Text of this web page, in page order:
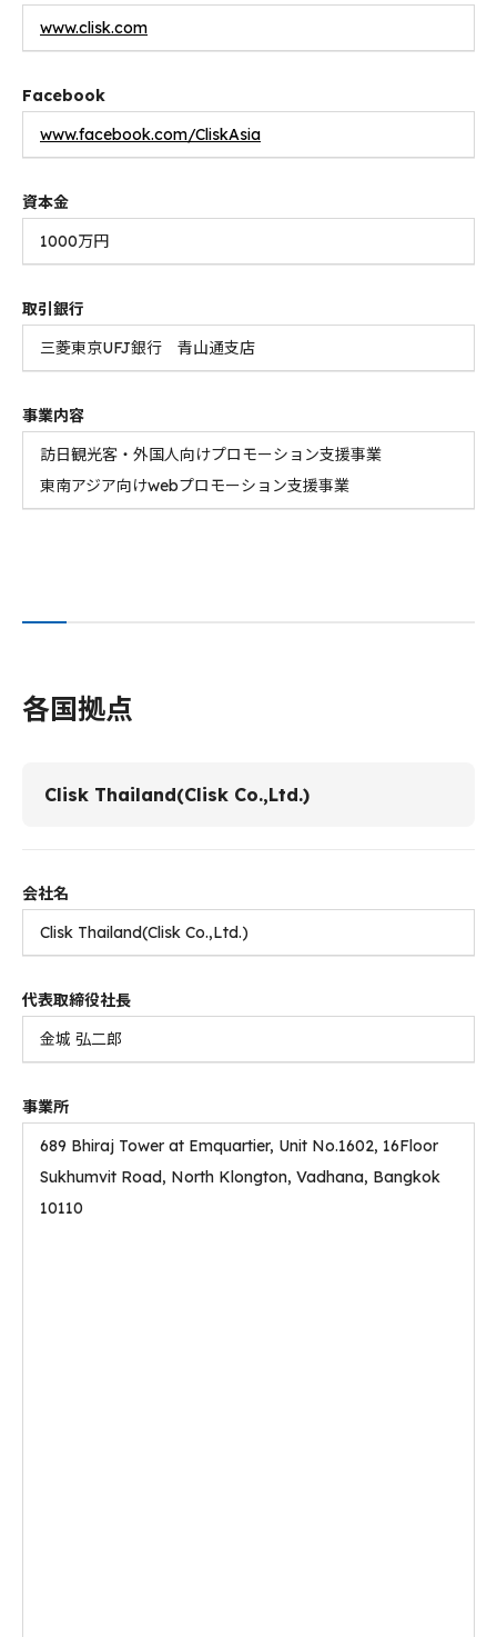
www.clisk.com
Facebook
www.facebook.com/CliskAsia
資本金
1000万円
取引銀行
三菱東京UFJ銀行 青山通支店
事業内容
訪日観光客・外国人向けプロモーション支援事業
東南アジア向けwebプロモーション支援事業
各国拠点
Clisk Thailand(Clisk Co.,Ltd.)
会社名
Clisk Thailand(Clisk Co.,Ltd.)
代表取締役社長
金城 弘二郎
事業所
689 Bhiraj Tower at Emquartier, Unit No.1602, 16Floor
Sukhumvit Road, North Klongton, Vadhana, Bangkok
10110